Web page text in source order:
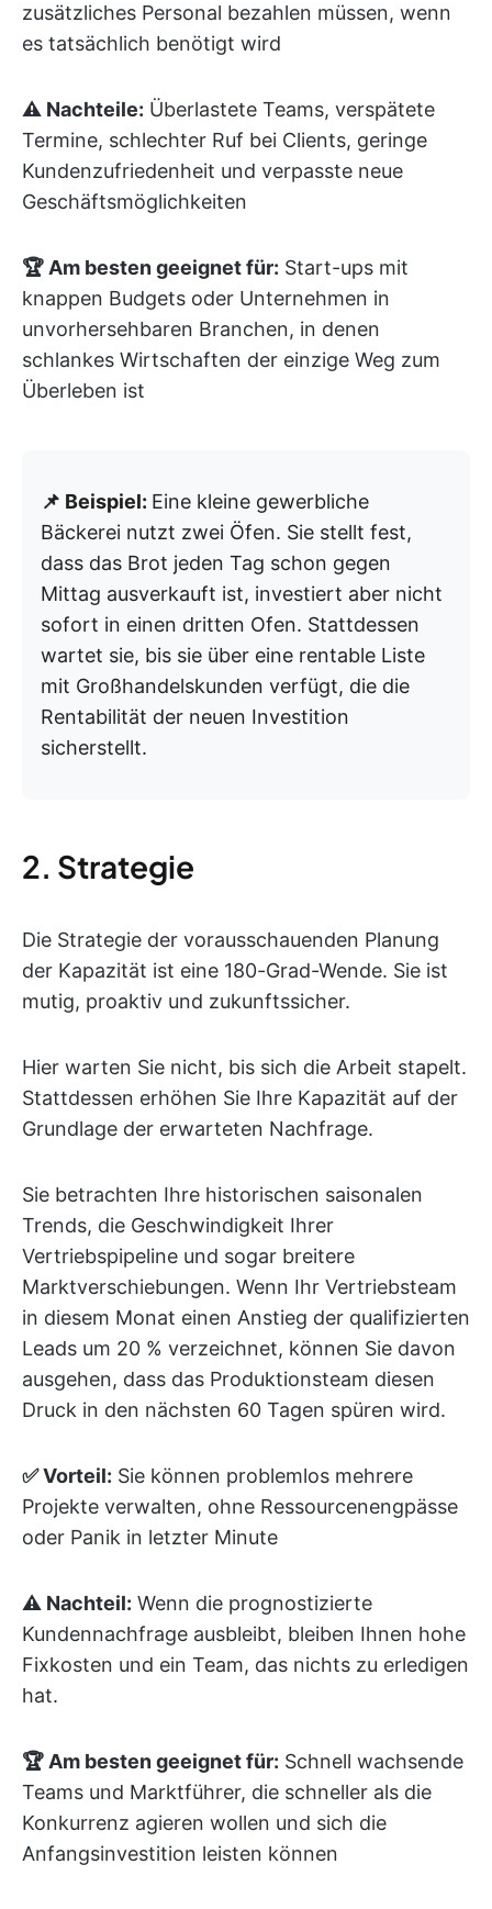
zusätzliches Personal bezahlen müssen, wenn
es tatsächlich benötigt wird
⚠️ Nachteile: Überlastete Teams, verspätete
Termine, schlechter Ruf bei Clients, geringe
Kundenzufriedenheit und verpasste neue
Geschäftsmöglichkeiten
🏆 Am besten geeignet für: Start-ups mit
knappen Budgets oder Unternehmen in
unvorhersehbaren Branchen, in denen
schlankes Wirtschaften der einzige Weg zum
Überleben ist
📌 Beispiel: Eine kleine gewerbliche
Bäckerei nutzt zwei Öfen. Sie stellt fest,
dass das Brot jeden Tag schon gegen
Mittag ausverkauft ist, investiert aber nicht
sofort in einen dritten Ofen. Stattdessen
wartet sie, bis sie über eine rentable Liste
mit Großhandelskunden verfügt, die die
Rentabilität der neuen Investition
sicherstellt.
2. Strategie
Die Strategie der vorausschauenden Planung
der Kapazität ist eine 180-Grad-Wende. Sie ist
mutig, proaktiv und zukunftssicher.
Hier warten Sie nicht, bis sich die Arbeit stapelt.
Stattdessen erhöhen Sie Ihre Kapazität auf der
Grundlage der erwarteten Nachfrage.
Sie betrachten Ihre historischen saisonalen
Trends, die Geschwindigkeit Ihrer
Vertriebspipeline und sogar breitere
Marktverschiebungen. Wenn Ihr Vertriebsteam
in diesem Monat einen Anstieg der qualifizierten
Leads um 20 % verzeichnet, können Sie davon
ausgehen, dass das Produktionsteam diesen
Druck in den nächsten 60 Tagen spüren wird.
✅ Vorteil: Sie können problemlos mehrere
Projekte verwalten, ohne Ressourcenengpässe
oder Panik in letzter Minute
⚠️ Nachteil: Wenn die prognostizierte
Kundennachfrage ausbleibt, bleiben Ihnen hohe
Fixkosten und ein Team, das nichts zu erledigen
hat.
🏆 Am besten geeignet für: Schnell wachsende
Teams und Marktführer, die schneller als die
Konkurrenz agieren wollen und sich die
Anfangsinvestition leisten können